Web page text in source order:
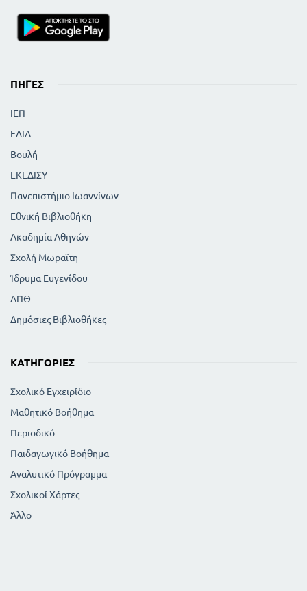
ΠΗΓΈΣ
ΙΕΠ
ΕΛΙΑ
Βουλή
ΕΚΕΔΙΣΥ
Πανεπιστήμιο Ιωαννίνων
Εθνική Βιβλιοθήκη
Ακαδημία Αθηνών
Σχολή Μωραϊτη
Ίδρυμα Ευγενίδου
ΑΠΘ
Δημόσιες Βιβλιοθήκες
ΚΑΤΗΓΟΡΊΕΣ
Σχολικό Εγχειρίδιο
Μαθητικό Βοήθημα
Περιοδικό
Παιδαγωγικό Βοήθημα
Αναλυτικό Πρόγραμμα
Σχολικοί Χάρτες
Άλλο